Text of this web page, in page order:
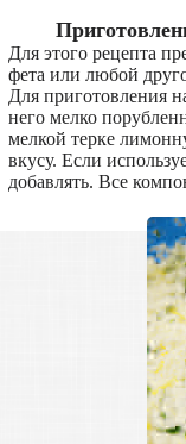
Для этого рецепта
фета или любой
Для приготовления
него мелко
мелкой терке
вкусу. Если
добавлять. Все